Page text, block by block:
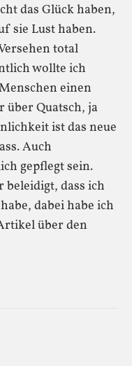
das Glück haben,
sie Lust haben.
total
wollte ich
einen
über Quatsch, ja
ist das neue
Auch
gepflegt sein.
dass ich
dabei habe ich
über den